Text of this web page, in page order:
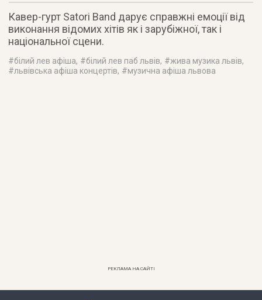
Кавер-гурт Satori Band дарує справжні емоції від
виконання відомих хітів як і зарубіжної, так і
національної сцени.
#білий лев афіша, #білий лев паб львів, #жива музика львів,
#львівська афіша концертів, #музична афіша львова
РЕКЛАМА НА САЙТІ